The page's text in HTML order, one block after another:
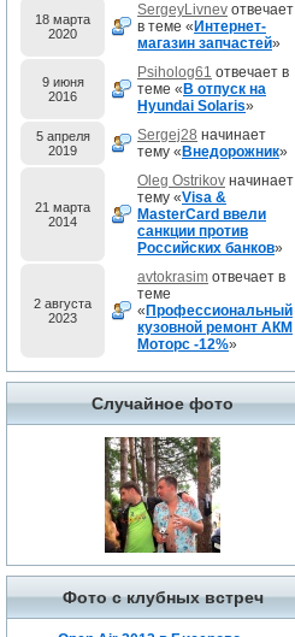
18 марта
2020
SergeyLivnev отвечает
в теме « Интернет-
магазин запчастей»
9 июня
2016
Psiholog61 отвечает в
теме « В отпуск на
Hyundai Solaris»
5 апреля
2019
Sergej28 начинает
тему « Внедорожник»
21 марта
2014
Oleg Ostrikov начинает
тему «Visa &
MasterCard ввели
санкции против
Российских банков»
2 августа
2023
avtokrasim отвечает в
теме
« Профессиональный
кузовной ремонт АКМ
Моторс -12%»
Случайное фото
Фото с клубных встреч